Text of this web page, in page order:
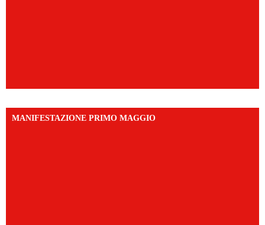
MANIFESTAZIONE PRIMO MAGGIO